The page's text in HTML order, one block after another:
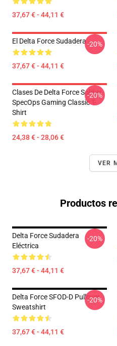
37,67 € - 44,11 €
El Delta Force Sudadera
37,67 € - 44,11 €
-20%
Clases De Delta Force Soldier
SpecOps Gaming Classic T-
Shirt
24,38 € - 28,06 €
-20%
VER
Productos
Delta Force Sudadera
Eléctrica
37,67 € - 44,11 €
-20%
Delta Force SFOD-D Pullover
Sweatshirt
37,67 € - 44,11 €
-20%